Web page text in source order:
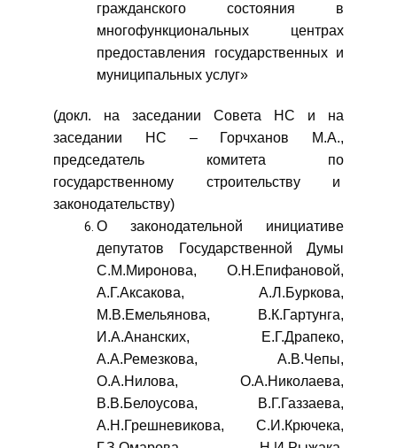
гражданского состояния в
многофункциональных центрах
предоставления государственных и
муниципальных услуг»
(докл. на заседании Совета НС и на
заседании НС – Горчханов М.А.,
председатель комитета по
государственному строительству и
законодательству)
О законодательной инициативе
депутатов Государственной Думы
С.М.Миронова, О.Н.Епифановой,
А.Г.Аксакова, А.Л.Буркова,
М.В.Емельянова, В.К.Гартунга,
И.А.Ананских, Е.Г.Драпеко,
А.А.Ремезкова, А.В.Чепы,
О.А.Нилова, О.А.Николаева,
В.В.Белоусова, В.Г.Газзаева,
А.Н.Грешневикова, С.И.Крючека,